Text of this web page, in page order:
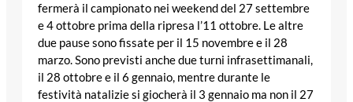
fermerà il campionato nei weekend del 27 settembre
e 4 ottobre prima della ripresa l’11 ottobre. Le altre
due pause sono fissate per il 15 novembre e il 28
marzo. Sono previsti anche due turni infrasettimanali,
il 28 ottobre e il 6 gennaio, mentre durante le
festività natalizie si giocherà il 3 gennaio ma non il 27